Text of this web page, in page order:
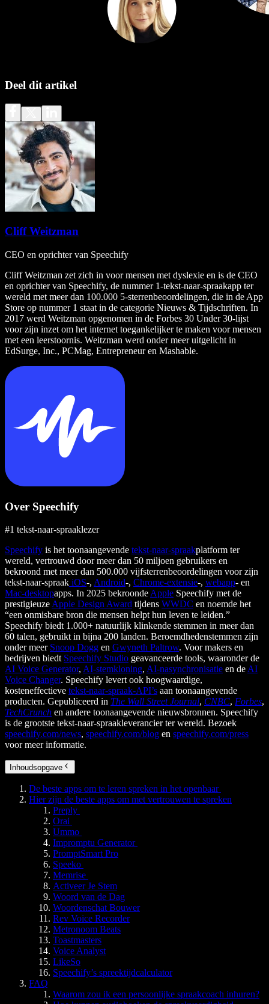
Deel dit artikel
Cliff Weitzman
CEO en oprichter van Speechify
Cliff Weitzman zet zich in voor mensen met dyslexie en is de CEO
en oprichter van Speechify, de nummer 1-tekst-naar-spraakapp ter
wereld met meer dan 100.000 5-sterrenbeoordelingen, die in de App
Store op nummer 1 staat in de categorie Nieuws & Tijdschriften. In
2017 werd Weitzman opgenomen in de Forbes 30 Under 30-lijst
voor zijn inzet om het internet toegankelijker te maken voor mensen
met een leerstoornis. Weitzman werd onder meer uitgelicht in
EdSurge, Inc., PCMag, Entrepreneur en Mashable.
Over Speechify
#1 tekst-naar-spraaklezer
Speechify is het toonaangevende tekst-naar-spraakplatform ter
wereld, vertrouwd door meer dan 50 miljoen gebruikers en
bekroond met meer dan 500.000 vijfsterrenbeoordelingen voor zijn
tekst-naar-spraak iOS-, Android-, Chrome-extensie-, webapp- en
Mac-desktopapps. In 2025 bekroonde Apple Speechify met de
prestigieuze Apple Design Award tijdens WWDC en noemde het
“een onmisbare bron die mensen helpt hun leven te leiden.”
Speechify biedt 1.000+ natuurlijk klinkende stemmen in meer dan
60 talen, gebruikt in bijna 200 landen. Beroemdhedenstemmen zijn
onder meer Snoop Dogg en Gwyneth Paltrow. Voor makers en
bedrijven biedt Speechify Studio geavanceerde tools, waaronder de
AI Voice Generator, AI-stemkloning, AI-nasynchronisatie en de AI
Voice Changer. Speechify levert ook hoogwaardige,
kosteneffectieve tekst-naar-spraak-API’s aan toonaangevende
producten. Gepubliceerd in The Wall Street Journal, CNBC, Forbes,
TechCrunch en andere toonaangevende nieuwsbronnen. Speechify
is de grootste tekst-naar-spraakleverancier ter wereld. Bezoek
speechify.com/news, speechify.com/blog en speechify.com/press
voor meer informatie.
Inhoudsopgave
De beste apps om te leren spreken in het openbaar
Hier zijn de beste apps om met vertrouwen te spreken
Preply
Orai
Ummo
Impromptu Generator
PromptSmart Pro
Speeko
Memrise
Activeer Je Stem
Woord van de Dag
Woordenschat Bouwer
Rev Voice Recorder
Metronoom Beats
Toastmasters
Voice Analyst
LikeSo
Speechify’s spreektijdcalculator
FAQ
Waarom zou ik een persoonlijke spraakcoach inhuren?